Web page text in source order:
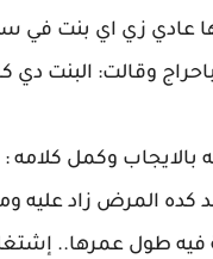
عادي زي اي بنت في
وقالت: البنت دي
بالايجاب وكمل كلامه
كده المرض زاد عليه
طول عمرها..